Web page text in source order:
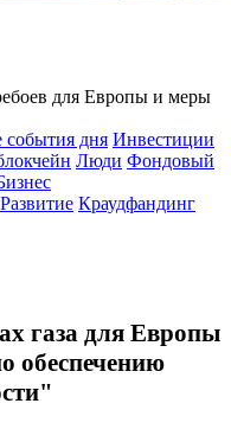
для Европы и меры
дня Инвестиции
Люди Фондовый
Развитие Краудфандинг
газа для Европы
обеспечению